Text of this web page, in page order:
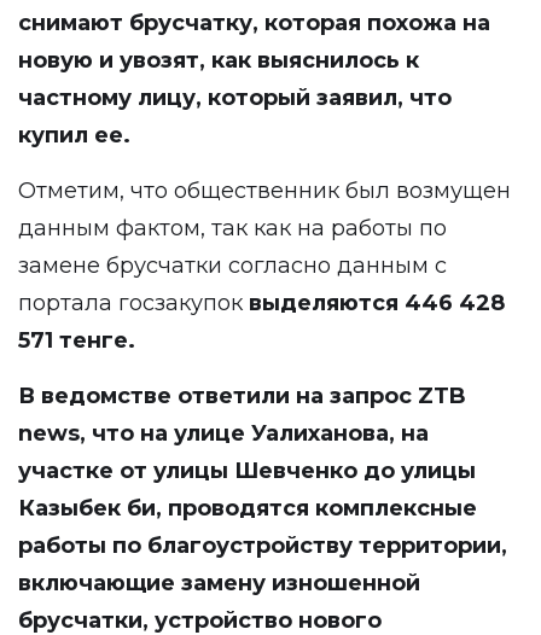
снимают брусчатку, которая похожа на
новую и увозят, как выяснилось к
частному лицу, который заявил, что
купил ее.
Отметим, что общественник был возмущен
данным фактом, так как на работы по
замене брусчатки согласно данным с
портала госзакупок выделяются 446 428
571 тенге.
В ведомстве ответили на запрос ZTB
news, что на улице Уалиханова, на
участке от улицы Шевченко до улицы
Казыбек би, проводятся комплексные
работы по благоустройству территории,
включающие замену изношенной
брусчатки, устройство нового